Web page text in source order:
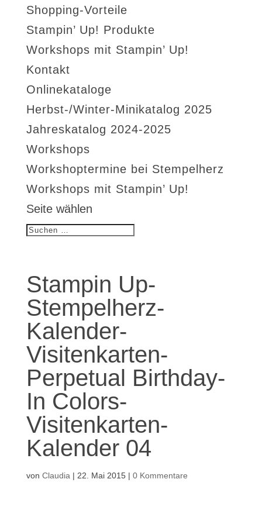
Shopping-Vorteile
Stampin’ Up! Produkte
Workshops mit Stampin’ Up!
Kontakt
Onlinekataloge
Herbst-/Winter-Minikatalog 2025
Jahreskatalog 2024-2025
Workshops
Workshoptermine bei Stempelherz
Workshops mit Stampin’ Up!
Seite wählen
Stampin Up-
Stempelherz-
Kalender-
Visitenkarten-
Perpetual Birthday-
In Colors-
Visitenkarten-
Kalender 04
von Claudia | 22. Mai 2015| 0 Kommentare